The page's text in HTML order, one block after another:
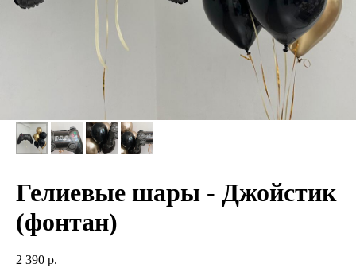
Гелиевые шары - Джойстик
(фонтан)
2 390 р.